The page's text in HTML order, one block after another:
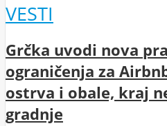
VESTI
Grčka uvodi nova
ograničenja za
ostrva i obale, kraj
gradnje